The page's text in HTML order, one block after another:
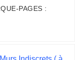
PAGES :